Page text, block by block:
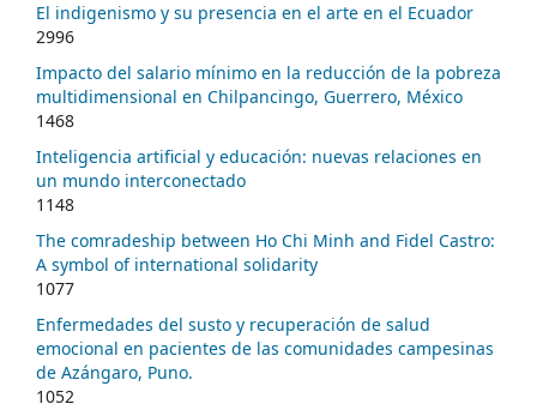
El indigenismo y su presencia en el arte en el Ecuador
2996
Impacto del salario mínimo en la reducción de la pobreza
multidimensional en Chilpancingo, Guerrero, México
1468
Inteligencia artificial y educación: nuevas relaciones en
un mundo interconectado
1148
The comradeship between Ho Chi Minh and Fidel Castro:
A symbol of international solidarity
1077
Enfermedades del susto y recuperación de salud
emocional en pacientes de las comunidades campesinas
de Azángaro, Puno.
1052